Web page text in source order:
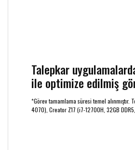
Talepkar
ile optimize edilmiş
*Görev tamamlama süresi temel alınmıştır.
4070), Creator Z17 (i7-12700H, 32GB